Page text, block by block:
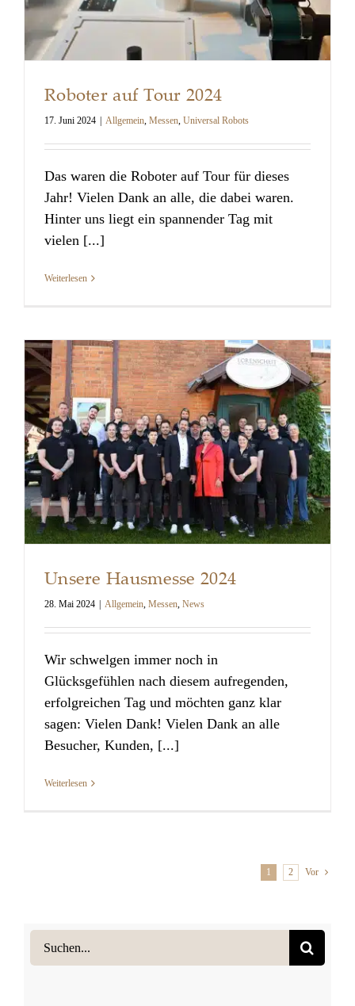
Roboter auf Tour 2024
Roboter auf Tour 2024
17. Juni 2024 Allgemein, Messen, Universal Robots
Das waren die Roboter auf Tour für dieses
Jahr! Vielen Dank an alle, die dabei waren.
Hinter uns liegt ein spannender Tag mit
vielen [...]
Weiterlesen
Unsere Hausmesse 2024
Unsere Hausmesse 2024
28. Mai 2024 | Allgemein, Messen, News
Wir schwelgen immer noch in
Glücksgefühlen nach diesem aufregenden,
erfolgreichen Tag und möchten ganz klar
sagen: Vielen Dank! Vielen Dank an alle
Besucher, Kunden, [...]
Weiterlesen
1 2 Vor
Suche
nach: